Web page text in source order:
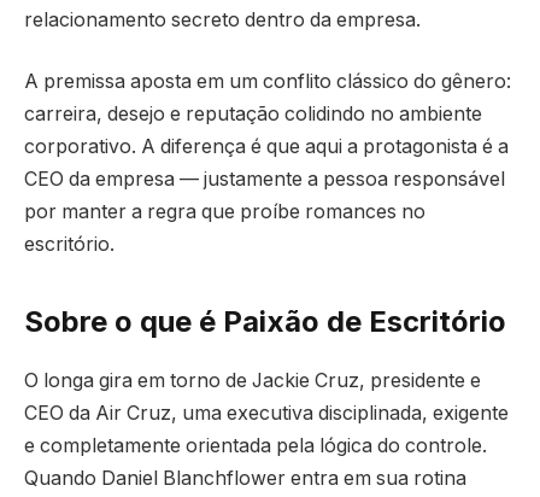
relacionamento secreto dentro da empresa.
A premissa aposta em um conflito clássico do gênero:
carreira, desejo e reputação colidindo no ambiente
corporativo. A diferença é que aqui a protagonista é a
CEO da empresa — justamente a pessoa responsável
por manter a regra que proíbe romances no
escritório.
Sobre o que é Paixão de Escritório
O longa gira em torno de Jackie Cruz, presidente e
CEO da Air Cruz, uma executiva disciplinada, exigente
e completamente orientada pela lógica do controle.
Quando Daniel Blanchflower entra em sua rotina